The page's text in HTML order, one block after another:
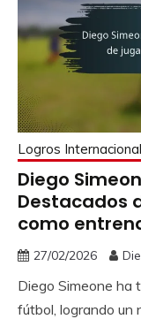
Logros
Diego
Destacados
como
27/02/2026
Diego Simeone ha
fútbol, logrando